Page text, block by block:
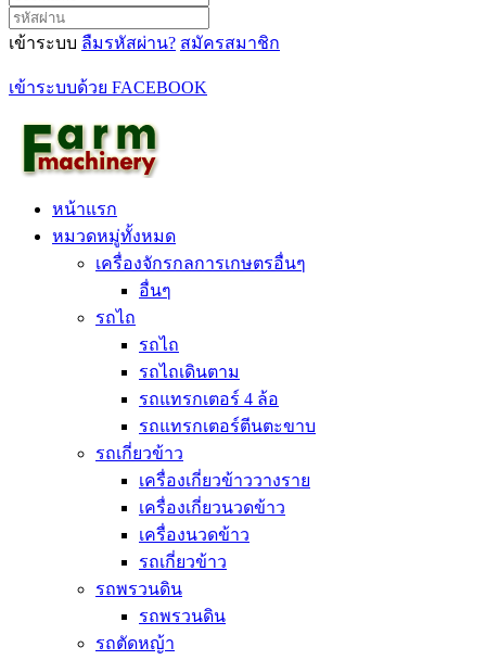
เข้าระบบ ลืมรหัสผ่าน? สมัครสมาชิก
เข้าระบบด้วย FACEBOOK
หน้าแรก
หมวดหมู่ทั้งหมด
เครื่องจักรกลการเกษตรอื่นๆ
อื่นๆ
รถไถ
รถไถ
รถไถเดินตาม
รถแทรกเตอร์ 4 ล้อ
รถแทรกเตอร์ตีนตะขาบ
รถเกี่ยวข้าว
เครื่องเกี่ยวข้าววางราย
เครื่องเกี่ยวนวดข้าว
เครื่องนวดข้าว
รถเกี่ยวข้าว
รถพรวนดิน
รถพรวนดิน
รถตัดหญ้า